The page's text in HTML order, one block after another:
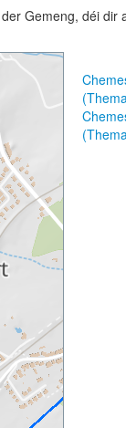
Gemeng, déi